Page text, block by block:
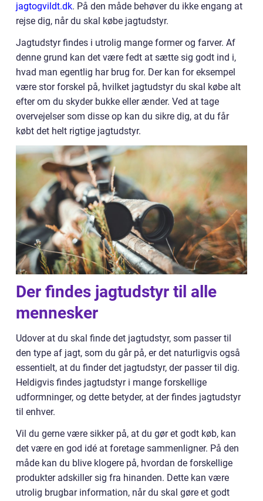
jagtogvildt.dk. På den måde behøver du ikke engang at
rejse dig, når du skal købe jagtudstyr.
Jagtudstyr findes i utrolig mange former og farver. Af
denne grund kan det være fedt at sætte sig godt ind i,
hvad man egentlig har brug for. Der kan for eksempel
være stor forskel på, hvilket jagtudstyr du skal købe alt
efter om du skyder bukke eller ænder. Ved at tage
overvejelser som disse op kan du sikre dig, at du får
købt det helt rigtige jagtudstyr.
Der findes jagtudstyr til alle
mennesker
Udover at du skal finde det jagtudstyr, som passer til
den type af jagt, som du går på, er det naturligvis også
essentielt, at du finder det jagtudstyr, der passer til dig.
Heldigvis findes jagtudstyr i mange forskellige
udformninger, og dette betyder, at der findes jagtudstyr
til enhver.
Vil du gerne være sikker på, at du gør et godt køb, kan
det være en god idé at foretage sammenligner. På den
måde kan du blive klogere på, hvordan de forskellige
produkter adskiller sig fra hinanden. Dette kan være
utrolig brugbar information, når du skal gøre et godt